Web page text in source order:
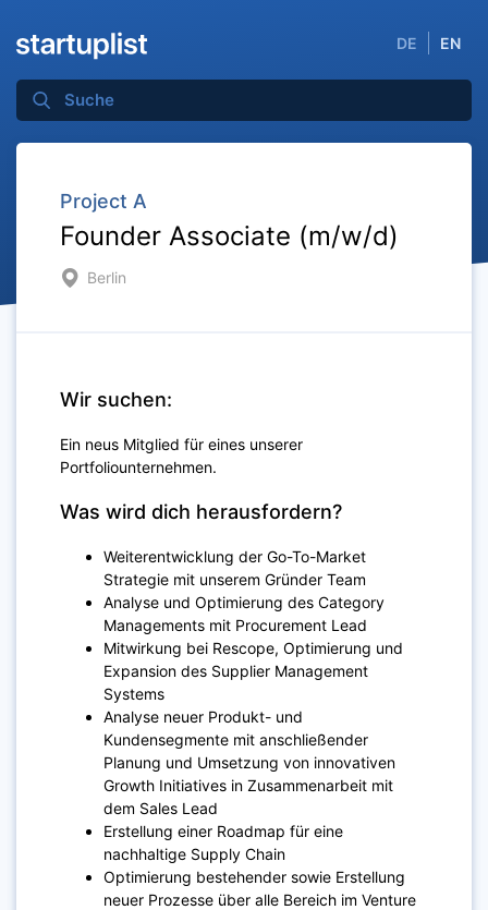
DE EN
Project A
Founder Associate (m/w/d)
Berlin
Wir suchen:
Ein neus Mitglied für eines unserer
Portfoliounternehmen.
Was wird dich herausfordern?
Weiterentwicklung der Go-To-Market
Strategie mit unserem Gründer Team
Analyse und Optimierung des Category
Managements mit Procurement Lead
Mitwirkung bei Rescope, Optimierung und
Expansion des Supplier Management
Systems
Analyse neuer Produkt- und
Kundensegmente mit anschließender
Planung und Umsetzung von innovativen
Growth Initiatives in Zusammenarbeit mit
dem Sales Lead
Erstellung einer Roadmap für eine
nachhaltige Supply Chain
Optimierung bestehender sowie Erstellung
neuer Prozesse über alle Bereich im Venture